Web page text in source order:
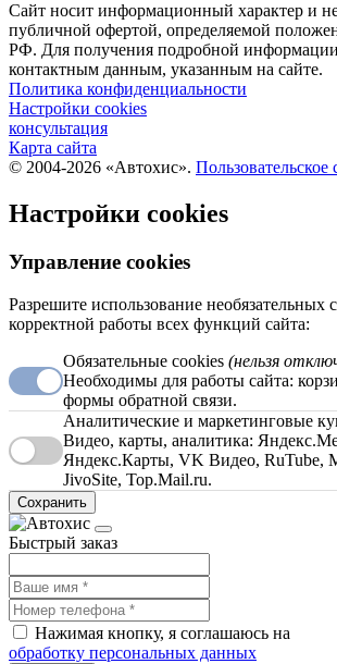
Сайт носит информационный характер и не
публичной офертой, определяемой
РФ. Для получения подробной
контактным данным, указанным на сайте.
Политика конфиденциальности
Настройки cookies
консультация
Карта сайта
© 2004-2026 «Автохис». Пользовательское
Настройки cookies
Управление cookies
Разрешите использование необязательных
корректной работы всех функций сайта:
Обязательные cookies (нельзя
Необходимы для работы сайта:
формы обратной связи.
Аналитические и маркетинговые
Видео, карты, аналитика:
Яндекс.Карты, VK Видео, RuTube,
JivoSite, Top.Mail.ru.
Сохранить
Быстрый заказ
Нажимая кнопку, я соглашаюсь на
обработку персональных данных